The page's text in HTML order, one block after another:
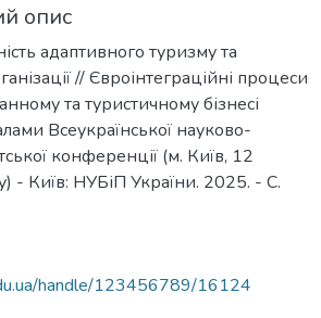
опис
адаптивного туризму та
// Євроінтеграційні процеси
та туристичному бізнесі
Всеукраїнської науково-
конференції (м. Київ, 12
- Київ: НУБіП України. 2025. - С.
handle/123456789/16124